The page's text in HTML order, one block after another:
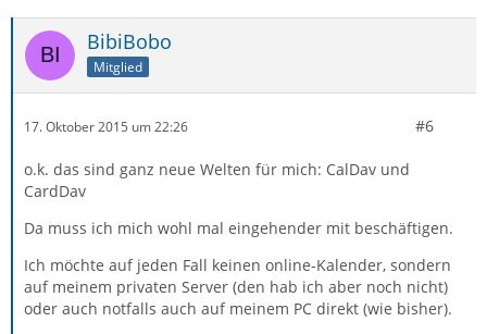
BibiBobo
Mitglied
17. Oktober 2015 um 22:26 #6
o.k. das sind ganz neue Welten für mich: CalDav und
CardDav
Da muss ich mich wohl mal eingehender mit beschäftigen.
Ich möchte auf jeden Fall keinen online-Kalender, sondern
auf meinem privaten Server (den hab ich aber noch nicht)
oder auch notfalls auch auf meinem PC direkt (wie bisher).